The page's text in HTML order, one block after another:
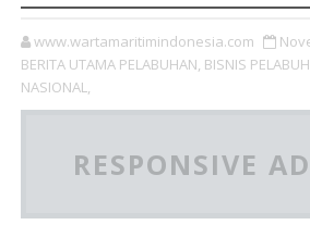
www.wartamaritimindonesia.com
BERITA UTAMA PELABUHAN, BISNIS
NASIONAL,
RESPONSIVE